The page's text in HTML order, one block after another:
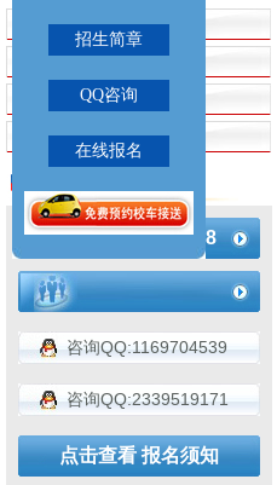
招生指南
就业指导
就业信息
招生问答
183-4936-2188
咨询QQ:1169704539
咨询QQ:2339519171
点击查看 报名须知
招生简章
QQ咨询
在线报名